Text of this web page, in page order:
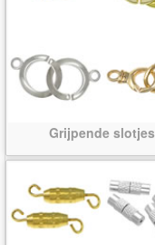
Grijpende slotjes